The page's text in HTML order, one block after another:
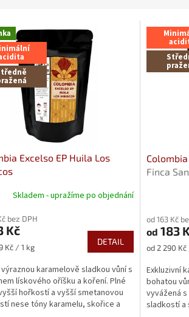
Excelso EP Huila Los
Skladem - upražíme po objednání
bez DPH
Kč
Kč / 1 kg
DETAIL
karamelově sladkou vůní s
lískového oříšku a koření. Plné
hořkostí a vyšší smetanovou
nese tóny karamelu, skořice a
Finca
produktu
je
5,0
z
5
hvězdiček.
od 163 Kč
od 183
Měrná
od 2 290 Kč
Exkluzivní
bohatou
vyvážená
sladkostí a